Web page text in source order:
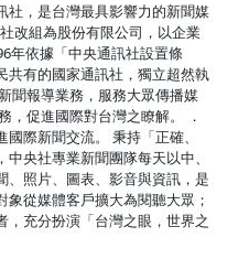
社，是台灣最具影響力的新聞媒
改組為股份有限公司，以企業
年依據「中央通訊社設置條
共有的國家通訊社，獨立超然執
聞報導業務，服務大眾傳播媒
，促進國際對台灣之瞭解。 ．
際新聞交流。 秉持「正確、
央社專業新聞團隊每天以中、
、照片、圖表、影音與資訊，是
從媒體客戶擴大為閱聽大眾；
充分扮演「台灣之眼，世界之